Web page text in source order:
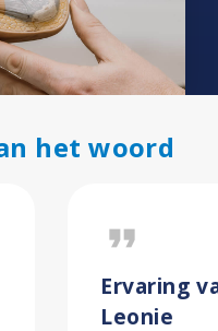
het woord
format_quote
Ervaring
Leonie